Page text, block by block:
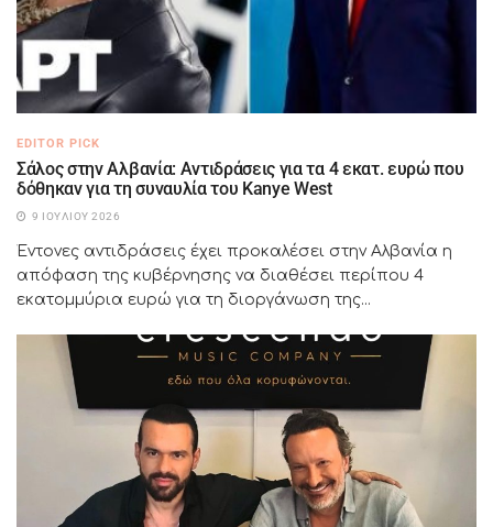
EDITOR PICK
Σάλος στην Αλβανία: Αντιδράσεις για τα 4 εκατ. ευρώ που
δόθηκαν για τη συναυλία του Kanye West
9 ΙΟΥΛΊΟΥ 2026
Έντονες αντιδράσεις έχει προκαλέσει στην Αλβανία η
απόφαση της κυβέρνησης να διαθέσει περίπου 4
εκατομμύρια ευρώ για τη διοργάνωση της...